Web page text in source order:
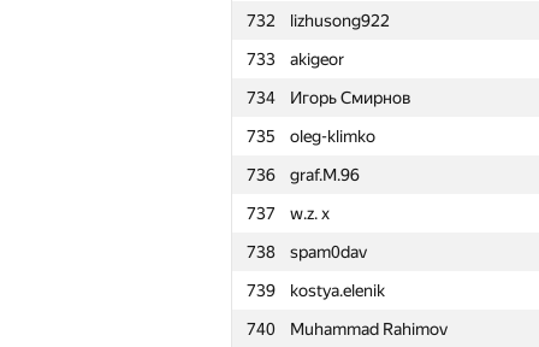
732
lizhusong922
733
akigeor
734
Игорь Смирнов
735
oleg-klimko
736
graf.M.96
737
w.z. x
738
spam0dav
739
kostya.elenik
740
Muhammad Rahimov
709
karan.juneja
710
Saeed.Odak
711
Andrew Chulanov
712
Леонид Скороспелов
713
grechka62
714
Victor Loh
715
super.hero27
716
ilyakirpichev
717
Darui99